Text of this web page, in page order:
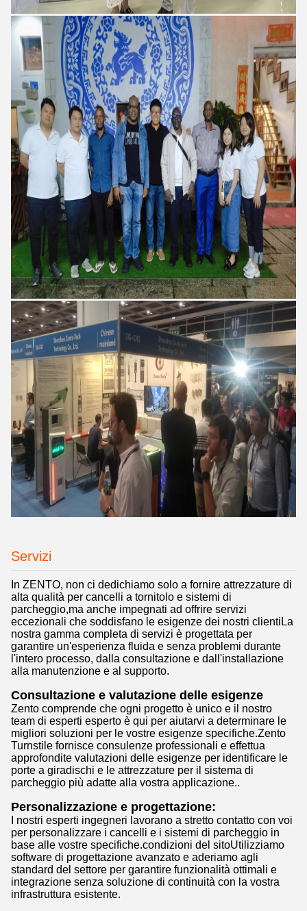
Servizi
In ZENTO, non ci dedichiamo solo a fornire attrezzature di
alta qualità per cancelli a tornitolo e sistemi di
parcheggio,ma anche impegnati ad offrire servizi
eccezionali che soddisfano le esigenze dei nostri clientiLa
nostra gamma completa di servizi è progettata per
garantire un'esperienza fluida e senza problemi durante
l'intero processo, dalla consultazione e dall'installazione
alla manutenzione e al supporto.
Consultazione e valutazione delle esigenze
Zento comprende che ogni progetto è unico e il nostro
team di esperti esperto è qui per aiutarvi a determinare le
migliori soluzioni per le vostre esigenze specifiche.Zento
Turnstile fornisce consulenze professionali e effettua
approfondite valutazioni delle esigenze per identificare le
porte a giradischi e le attrezzature per il sistema di
parcheggio più adatte alla vostra applicazione..
Personalizzazione e progettazione:
I nostri esperti ingegneri lavorano a stretto contatto con voi
per personalizzare i cancelli e i sistemi di parcheggio in
base alle vostre specifiche.condizioni del sitoUtilizziamo
software di progettazione avanzato e aderiamo agli
standard del settore per garantire funzionalità ottimali e
integrazione senza soluzione di continuità con la vostra
infrastruttura esistente.